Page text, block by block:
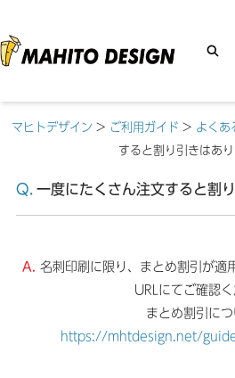
マヒトデザイン > ご利用ガイド > よくあ
すると割り引きはあ
一度にたくさん注文すると割
名刺印刷に限り、まとめ割引が適
URLにてご確認く
まとめ割引につ
https://mhtdesign.net/